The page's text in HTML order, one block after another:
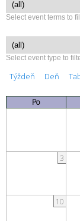
Select event terms to
Select event type to
Týždeň Deň
Po
3
10